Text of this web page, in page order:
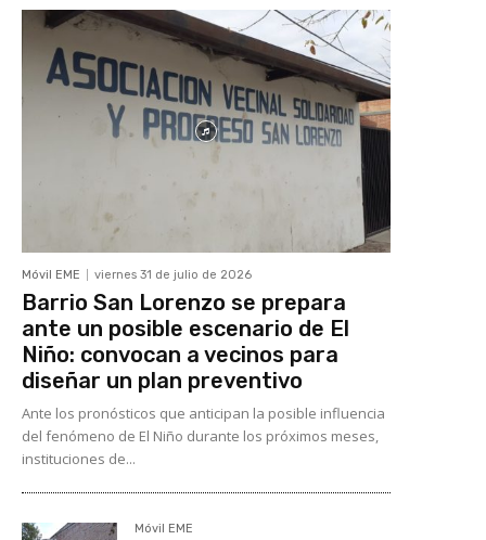
Móvil EME viernes 31 de julio de 2026
Barrio San Lorenzo se prepara
ante un posible escenario de El
Niño: convocan a vecinos para
diseñar un plan preventivo
Ante los pronósticos que anticipan la posible influencia
del fenómeno de El Niño durante los próximos meses,
instituciones de...
Móvil EME